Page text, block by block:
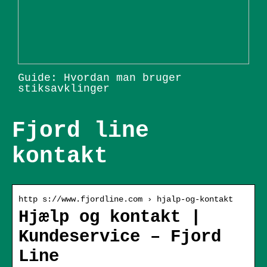
Guide: Hvordan man bruger
stiksavklinger
Fjord line
kontakt
http s://www.fjordline.com › hjalp-og-kontakt
Hjælp og kontakt |
Kundeservice – Fjord
Line